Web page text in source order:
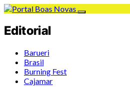
Editorial
Barueri
Brasil
Burning Fest
Cajamar